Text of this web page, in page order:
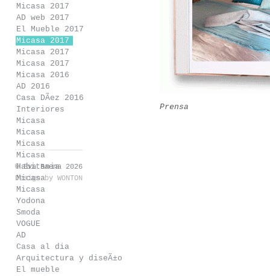
Micasa 2017
AD web 2017
El Mueble 2017
Micasa 2017
Micasa 2017
Micasa 2017
Micasa 2016
AD 2016
Casa DÃ­ez 2016
Interiores
Micasa
Micasa
Micasa
Micasa
Habitania
Micasa
Micasa
Yodona
Smoda
VOGUE
AD
Casa al dia
Arquitectura y diseÃ±o
El mueble
Prensa
© Eva Baena 2026
Design by WONTON